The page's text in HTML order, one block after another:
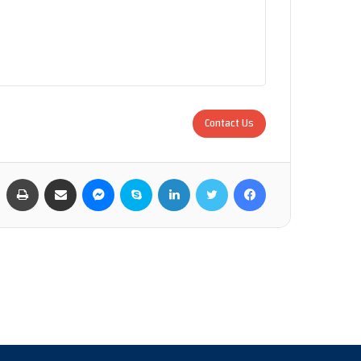
Contact Us
فيسبوك تويتر لينكدإن سكايب ماسنجر مشاركة عبر البريد